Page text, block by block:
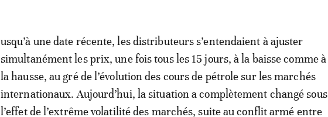
usqu’à une date récente, les distributeurs s’entendaient à ajuster
simultanément les prix, une fois tous les 15 jours, à la baisse comme à
la hausse, au gré de l’évolution des cours de pétrole sur les marchés
internationaux. Aujourd’hui, la situation a complètement changé sous
l’effet de l’extrême volatilité des marchés, suite au conflit armé entre